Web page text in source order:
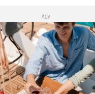
Adv